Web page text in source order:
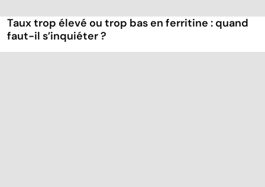
Taux trop élevé ou trop bas en ferritine : quand
faut-il s’inquiéter ?